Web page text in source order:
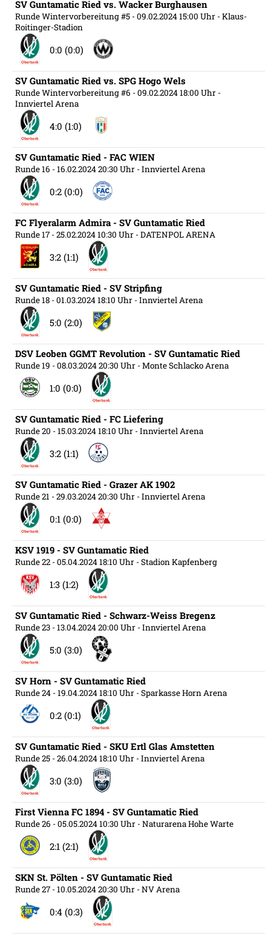
SV Guntamatic Ried vs. Wacker Burghausen
Runde Wintervorbereitung #5 - 09.02.2024 15:00 Uhr - Klaus-
Roitinger-Stadion
0:0 (0:0)
SV Guntamatic Ried vs. SPG Hogo Wels
Runde Wintervorbereitung #6 - 09.02.2024 18:00 Uhr -
Innviertel Arena
4:0 (1:0)
SV Guntamatic Ried - FAC WIEN
Runde 16 - 16.02.2024 20:30 Uhr - Innviertel Arena
0:2 (0:0)
FC Flyeralarm Admira - SV Guntamatic Ried
Runde 17 - 25.02.2024 10:30 Uhr - DATENPOL ARENA
3:2 (1:1)
SV Guntamatic Ried - SV Stripfing
Runde 18 - 01.03.2024 18:10 Uhr - Innviertel Arena
5:0 (2:0)
DSV Leoben GGMT Revolution - SV Guntamatic Ried
Runde 19 - 08.03.2024 20:30 Uhr - Monte Schlacko Arena
1:0 (0:0)
SV Guntamatic Ried - FC Liefering
Runde 20 - 15.03.2024 18:10 Uhr - Innviertel Arena
3:2 (1:1)
SV Guntamatic Ried - Grazer AK 1902
Runde 21 - 29.03.2024 20:30 Uhr - Innviertel Arena
0:1 (0:0)
KSV 1919 - SV Guntamatic Ried
Runde 22 - 05.04.2024 18:10 Uhr - Stadion Kapfenberg
1:3 (1:2)
SV Guntamatic Ried - Schwarz-Weiss Bregenz
Runde 23 - 13.04.2024 20:00 Uhr - Innviertel Arena
5:0 (3:0)
SV Horn - SV Guntamatic Ried
Runde 24 - 19.04.2024 18:10 Uhr - Sparkasse Horn Arena
0:2 (0:1)
SV Guntamatic Ried - SKU Ertl Glas Amstetten
Runde 25 - 26.04.2024 18:10 Uhr - Innviertel Arena
3:0 (3:0)
First Vienna FC 1894 - SV Guntamatic Ried
Runde 26 - 05.05.2024 10:30 Uhr - Naturarena Hohe Warte
2:1 (2:1)
SKN St. Pölten - SV Guntamatic Ried
Runde 27 - 10.05.2024 20:30 Uhr - NV Arena
0:4 (0:3)